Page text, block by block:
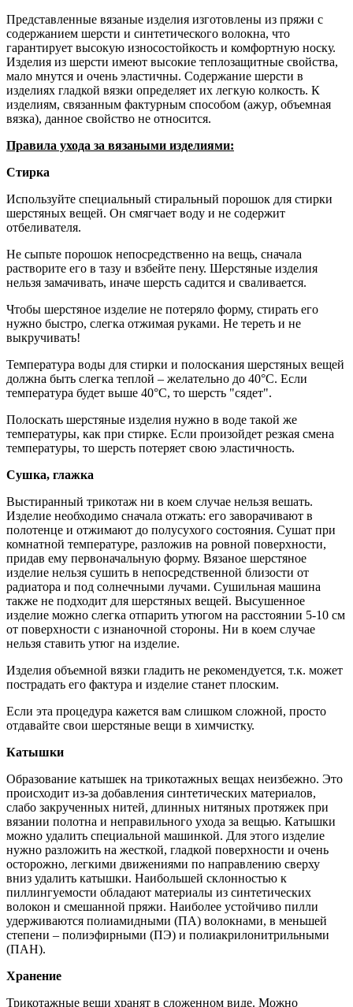
Представленные вязаные изделия изготовлены из пряжи с
содержанием шерсти и синтетического волокна, что
гарантирует высокую износостойкость и комфортную носку.
Изделия из шерсти имеют высокие теплозащитные свойства,
мало мнутся и очень эластичны. Содержание шерсти в
изделиях гладкой вязки определяет их легкую колкость. К
изделиям, связанным фактурным способом (ажур, объемная
вязка), данное свойство не относится.
Правила ухода за вязаными изделиями:
Стирка
Используйте специальный стиральный порошок для стирки
шерстяных вещей. Он смягчает воду и не содержит
отбеливателя.
Не сыпьте порошок непосредственно на вещь, сначала
растворите его в тазу и взбейте пену. Шерстяные изделия
нельзя замачивать, иначе шерсть садится и сваливается.
Чтобы шерстяное изделие не потеряло форму, стирать его
нужно быстро, слегка отжимая руками. Не тереть и не
выкручивать!
Температура воды для стирки и полоскания шерстяных вещей
должна быть слегка теплой – желательно до 40°С. Если
температура будет выше 40°С, то шерсть "сядет".
Полоскать шерстяные изделия нужно в воде такой же
температуры, как при стирке. Если произойдет резкая смена
температуры, то шерсть потеряет свою эластичность.
Сушка, глажка
Выстиранный трикотаж ни в коем случае нельзя вешать.
Изделие необходимо сначала отжать: его заворачивают в
полотенце и отжимают до полусухого состояния. Сушат при
комнатной температуре, разложив на ровной поверхности,
придав ему первоначальную форму. Вязаное шерстяное
изделие нельзя сушить в непосредственной близости от
радиатора и под солнечными лучами. Сушильная машина
также не подходит для шерстяных вещей. Высушенное
изделие можно слегка отпарить утюгом на расстоянии 5-10 см
от поверхности с изнаночной стороны. Ни в коем случае
нельзя ставить утюг на изделие.
Изделия объемной вязки гладить не рекомендуется, т.к. может
пострадать его фактура и изделие станет плоским.
Если эта процедура кажется вам слишком сложной, просто
отдавайте свои шерстяные вещи в химчистку.
Катышки
Образование катышек на трикотажных вещах неизбежно. Это
происходит из-за добавления синтетических материалов,
слабо закрученных нитей, длинных нитяных протяжек при
вязании полотна и неправильного ухода за вещью. Катышки
можно удалить специальной машинкой. Для этого изделие
нужно разложить на жесткой, гладкой поверхности и очень
осторожно, легкими движениями по направлению сверху
вниз удалить катышки. Наибольшей склонностью к
пиллингуемости обладают материалы из синтетических
волокон и смешанной пряжи. Наиболее устойчиво пилли
удерживаются полиамидными (ПА) волокнами, в меньшей
степени – полиэфирными (ПЭ) и полиакрилонитрильными
(ПАН).
Хранение
Трикотажные вещи хранят в сложенном виде. Можно